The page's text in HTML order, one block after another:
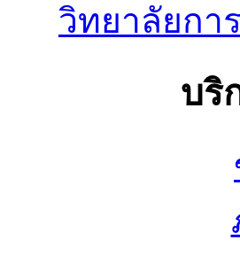
วิทยาลัยก
บริ